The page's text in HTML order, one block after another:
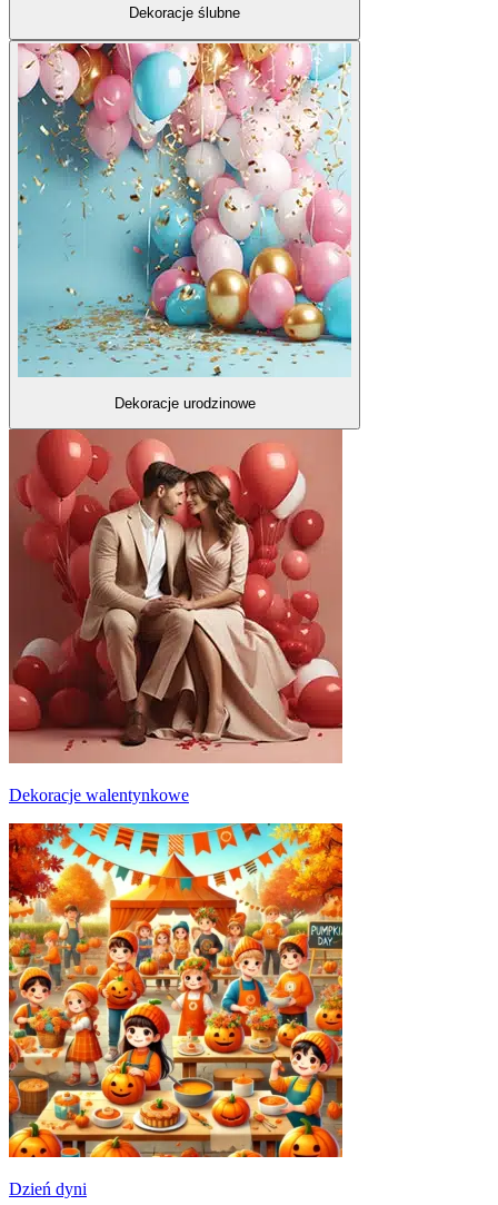
Dekoracje ślubne
Dekoracje urodzinowe
Dekoracje walentynkowe
Dzień dyni